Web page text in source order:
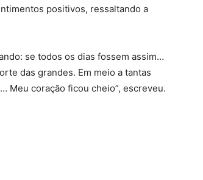
positivos, ressaltando a
se todos os dias fossem assim…
das grandes. Em meio a tantas
Meu coração ficou cheio”, escreveu.